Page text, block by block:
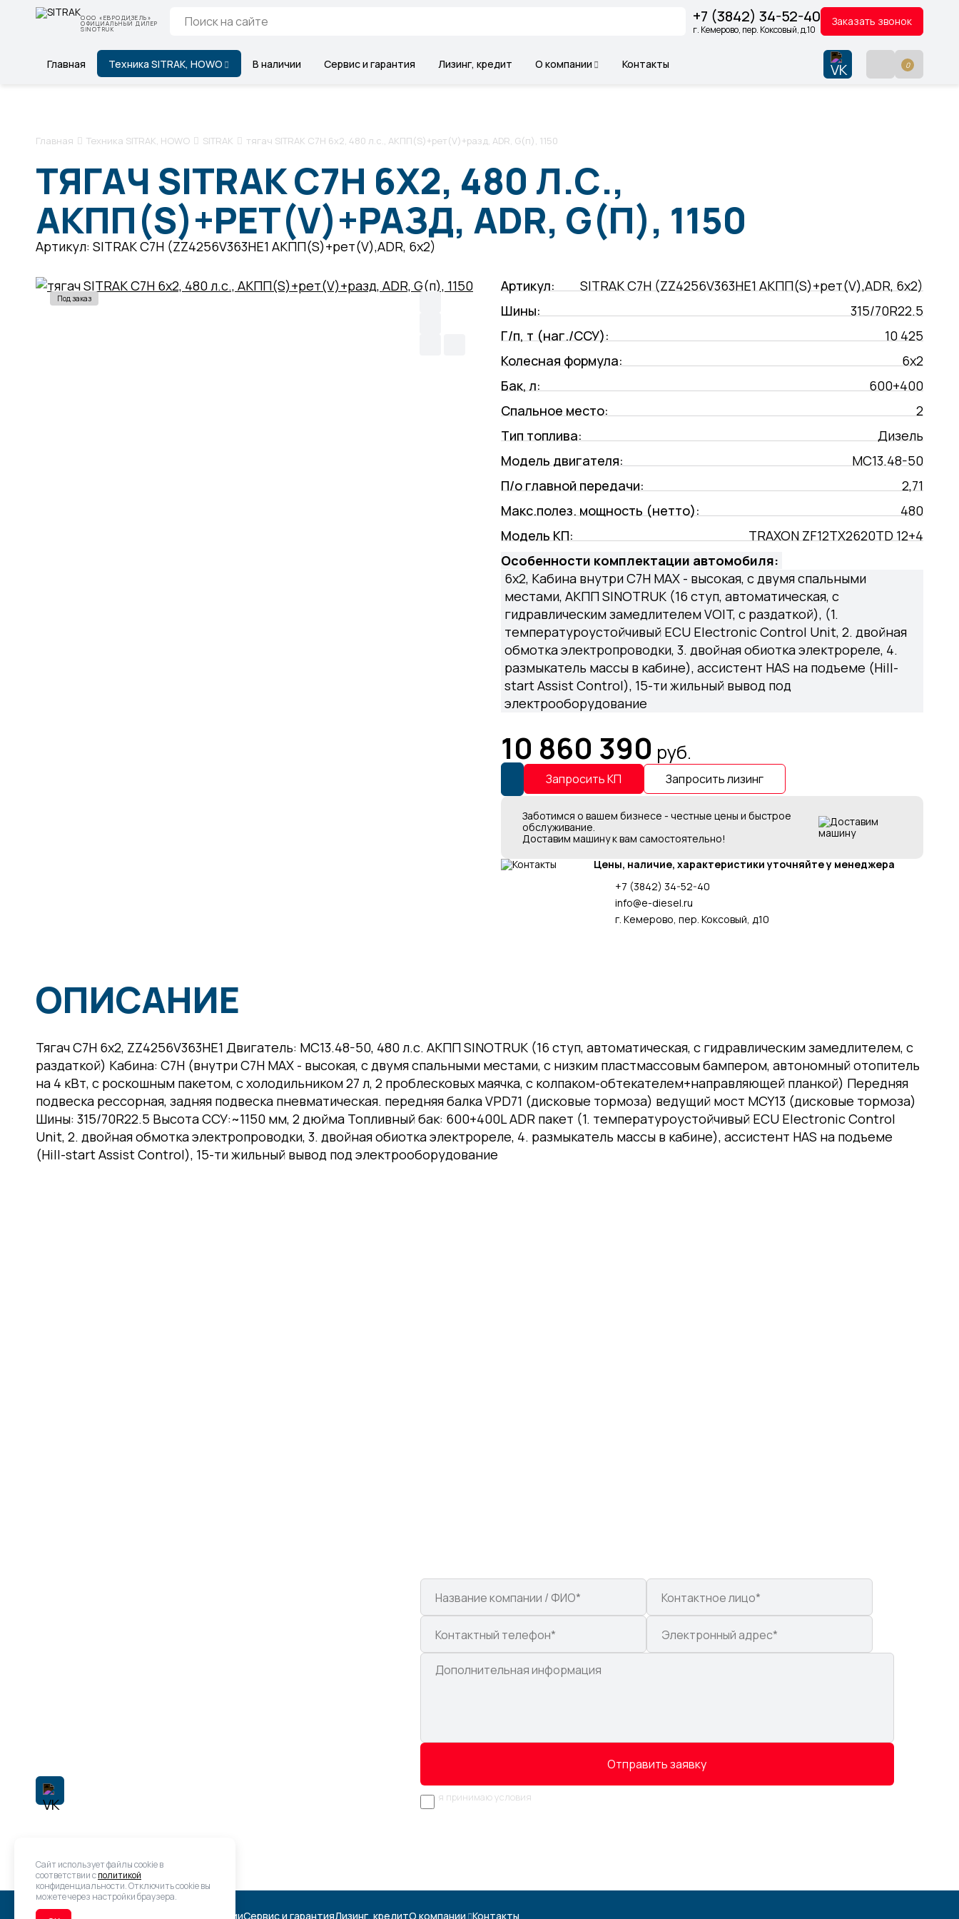
ООО «ЕВРОДИЗЕЛЬ»
ОФИЦИАЛЬНЫЙ ДИЛЕР
SINOTRUK
+7 (3842) 34-52-40
г. Кемерово, пер. Коксовый, д.10
Заказать звонок
0
Главная Техника SITRAK, HOWO В наличии Сервис и гарантия Лизинг, кредит О компании Контакты
Главная Техника SITRAK, HOWO SITRAK тягач SITRAK C7H 6x2, 480 л.с., АКПП(S)+рет(V)+разд, ADR, G(п), 1150
ТЯГАЧ SITRAK C7H 6X2, 480 Л.С.,
АКПП(S)+РЕТ(V)+РАЗД, ADR, G(П), 1150
Артикул: SITRAK C7H (ZZ4256V363HE1 АКПП(S)+рет(V),ADR, 6х2)
Под заказ
Артикул:
SITRAK C7H (ZZ4256V363HE1 АКПП(S)+рет(V),ADR, 6х2)
Шины:
315/70R22.5
Г/п, т (наг./ССУ):
10 425
Колесная формула:
6х2
Бак, л:
600+400
Спальное место:
2
Тип топлива:
Дизель
Модель двигателя:
MC13.48-50
П/о главной передачи:
2,71
Макс.полез. мощность (нетто):
480
Модель КП:
TRAXON ZF12TX2620TD 12+4
Особенности комплектации автомобиля:
6х2, Кабина внутри C7H MAX - высокая, с двумя спальными
местами, АКПП SINOTRUK (16 ступ, автоматическая, с
гидравлическим замедлителем VOIT, с раздаткой), (1.
температуроустойчивый ECU Electronic Control Unit, 2. двойная
обмотка электропроводки, 3. двойная обиотка электрореле, 4.
размыкатель массы в кабине), ассистент HAS на подъеме (Hill-
start Assist Control), 15-ти жильный вывод под
электрооборудование
10 860 390 руб.
Запросить КП Запросить лизинг
Заботимся о вашем бизнесе - честные цены и быстрое
обслуживание.
Доставим машину к вам самостоятельно!
Цены, наличие, характеристики уточняйте у менеджера
+7 (3842) 34-52-40
info@e-diesel.ru
г. Кемерово, пер. Коксовый, д.10
ОПИСАНИЕ
Тягач C7H 6x2, ZZ4256V363HE1 Двигатель: MC13.48-50, 480 л.с. АКПП SINOTRUK (16 ступ, автоматическая, с гидравлическим замедлителем, с
раздаткой) Кабина: C7H (внутри C7H MAX - высокая, с двумя спальными местами, с низким пластмассовым бампером, автономный отопитель
на 4 кВт, с роскошным пакетом, с холодильником 27 л, 2 проблесковых маячка, с колпаком-обтекателем+направляющей планкой) Передняя
подвеска рессорная, задняя подвеска пневматическая. передняя балка VPD71 (дисковые тормоза) ведущий мост MCY13 (дисковые тормоза)
Шины: 315/70R22.5 Высота ССУ:~1150 мм, 2 дюйма Топливный бак: 600+400L ADR пакет (1. температуроустойчивый ECU Electronic Control
Unit, 2. двойная обмотка электропроводки, 3. двойная обиотка электрореле, 4. размыкатель массы в кабине), ассистент HAS на подъеме
(Hill-start Assist Control), 15-ти жильный вывод под электрооборудование
Отправить заявку
я принимаю условия
политики обработки персональных данных
Главная В наличииСервис и гарантияЛизинг, кредитО компании Контакты
Сайт использует файлы cookie в
соответствии сполитикой
конфиденциальности. Отключить cookie вы
можете через настройки браузера.